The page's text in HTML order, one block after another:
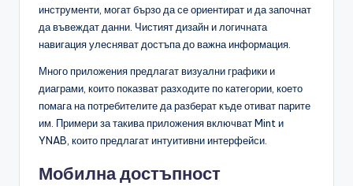
инструменти, могат бързо да се ориентират и да започнат
да въвеждат данни. Чистият дизайн и логичната
навигация улесняват достъпа до важна информация.
Много приложения предлагат визуални графики и
диаграми, които показват разходите по категории, което
помага на потребителите да разберат къде отиват парите
им. Примери за такива приложения включват Mint и
YNAB, които предлагат интуитивни интерфейси.
Мобилна достъпност